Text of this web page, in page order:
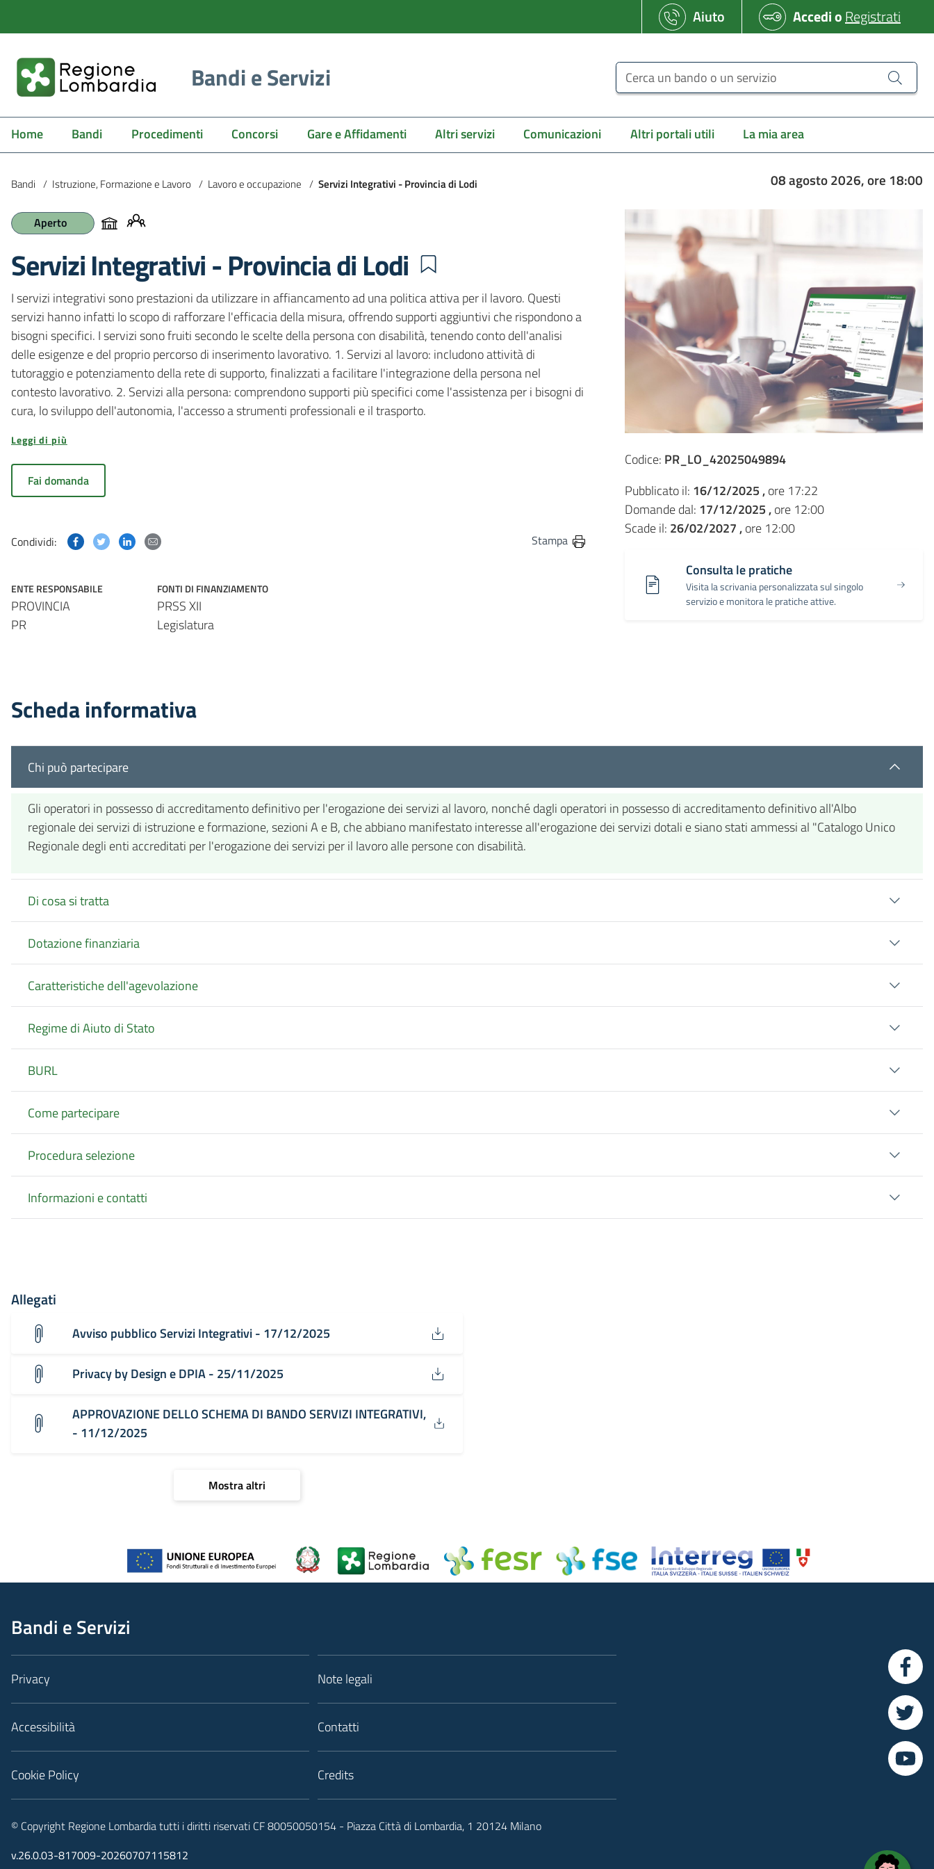
Aiuto AccedioRegistrati
Bandi e Servizi Cerca un bando o un servizio
Home Bandi Procedimenti Concorsi Gare e Affidamenti Altri servizi Comunicazioni Altri portali utili La mia area
Bandi / Istruzione, Formazione e Lavoro / Lavoro e occupazione / Servizi Integrativi - Provincia di Lodi 08 agosto 2026, ore 18:00
Aperto
Servizi Integrativi - Provincia di Lodi
I servizi integrativi sono prestazioni da utilizzare in affiancamento ad una politica attiva per il lavoro. Questi
servizi hanno infatti lo scopo di rafforzare l'efficacia della misura, offrendo supporti aggiuntivi che rispondono a
bisogni specifici. I servizi sono fruiti secondo le scelte della persona con disabilità, tenendo conto dell'analisi
delle esigenze e del proprio percorso di inserimento lavorativo. 1. Servizi al lavoro: includono attività di
tutoraggio e potenziamento della rete di supporto, finalizzati a facilitare l'integrazione della persona nel
contesto lavorativo. 2. Servizi alla persona: comprendono supporti più specifici come l'assistenza per i bisogni di
cura, lo sviluppo dell'autonomia, l'accesso a strumenti professionali e il trasporto.
Leggi di più
Fai domanda
Condividi: Condividi questa pagina su Facebook
Condividi questa pagina su Twitter
Condividi questa pagina su Linkedin Stampa
ENTE RESPONSABILE
PROVINCIA
PR
FONTI DI FINANZIAMENTO
PRSS XII
Legislatura
Codice: PR_LO_42025049894
Pubblicato il: 16/12/2025 ,ore 17:22
Domande dal: 17/12/2025 ,ore 12:00
Scade il: 26/02/2027 ,ore 12:00
Consulta le pratiche
Visita la scrivania personalizzata sul singolo
servizio e monitora le pratiche attive.
Scheda informativa
Chi può partecipare
Gli operatori in possesso di accreditamento definitivo per l'erogazione dei servizi al lavoro, nonché dagli operatori in possesso di accreditamento definitivo all'Albo
regionale dei servizi di istruzione e formazione, sezioni A e B, che abbiano manifestato interesse all'erogazione dei servizi dotali e siano stati ammessi al "Catalogo Unico
Regionale degli enti accreditati per l'erogazione dei servizi per il lavoro alle persone con disabilità.
Di cosa si tratta
Dotazione finanziaria
Caratteristiche dell'agevolazione
Regime di Aiuto di Stato
BURL
Come partecipare
Procedura selezione
Informazioni e contatti
Allegati
Avviso pubblico Servizi Integrativi - 17/12/2025
Privacy by Design e DPIA - 25/11/2025
APPROVAZIONE DELLO SCHEMA DI BANDO SERVIZI INTEGRATIVI,
- 11/12/2025
Mostra altri
Bandi e Servizi
Privacy
Accessibilità
Cookie Policy
Note legali
Contatti
Credits
© Copyright Regione Lombardia tutti i diritti riservati CF 80050050154 - Piazza Città di Lombardia, 1 20124 Milano
v.26.0.03-817009-20260707115812